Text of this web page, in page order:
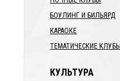
БОУЛИНГ И БИЛЬЯРД
КАРАОКЕ
ТЕМАТИЧЕСКИЕ КЛУБЫ
КУЛЬТУРА